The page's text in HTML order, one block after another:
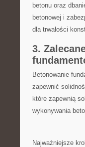
betonu oraz
betonowej i
dla trwałości
3.
Betonowanie
zapewnić
które zapewnią
wykonywania
Najważniejsze